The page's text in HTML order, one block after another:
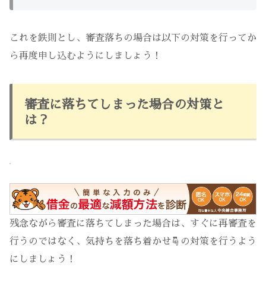
これを鉄則とし、審査落ちの場合は以下の対策を行ってか
ら再度申し込むようにしましょう！
審査に落ちてしまった場合の対策と
は？
残念ながら審査に落ちてしまった場合は、すぐに再審査を
行うのではなく、気持ちを落ち着かせ☟の対策を行うよう
にしましょう！